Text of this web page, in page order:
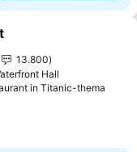
aan favorieten
13.800
Hall
in Titanic-thema